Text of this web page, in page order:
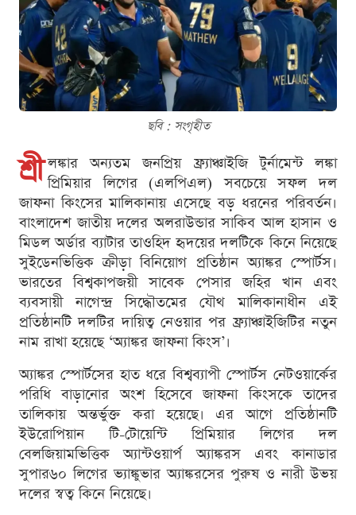
ছবি : সংগৃহীত
শ্রী লঙ্কার অন্যতম জনপ্রিয় ফ্র্যাঞ্চাইজি টুর্নামেন্ট লঙ্কা
প্রিমিয়ার লিগের (এলপিএল) সবচেয়ে সফল দল
জাফনা কিংসের মালিকানায় এসেছে বড় ধরনের পরিবর্তন।
বাংলাদেশ জাতীয় দলের অলরাউন্ডার সাকিব আল হাসান ও
মিডল অর্ডার ব্যাটার তাওহিদ হৃদয়ের দলটিকে কিনে নিয়েছে
সুইডেনভিত্তিক ক্রীড়া বিনিয়োগ প্রতিষ্ঠান অ্যাঙ্কর স্পোর্টস।
ভারতের বিশ্বকাপজয়ী সাবেক পেসার জহির খান এবং
ব্যবসায়ী নাগেন্দ্র সিদ্ধৌতমের যৌথ মালিকানাধীন এই
প্রতিষ্ঠানটি দলটির দায়িত্ব নেওয়ার পর ফ্র্যাঞ্চাইজিটির নতুন
নাম রাখা হয়েছে ‘অ্যাঙ্কর জাফনা কিংস’।
অ্যাঙ্কর স্পোর্টসের হাত ধরে বিশ্বব্যাপী স্পোর্টস নেটওয়ার্কের
পরিধি বাড়ানোর অংশ হিসেবে জাফনা কিংসকে তাদের
তালিকায় অন্তর্ভুক্ত করা হয়েছে। এর আগে প্রতিষ্ঠানটি
ইউরোপিয়ান টি-টোয়েন্টি প্রিমিয়ার লিগের দল
বেলজিয়ামভিত্তিক অ্যান্টওয়ার্প অ্যাঙ্করস এবং কানাডার
সুপার৬০ লিগের ভ্যাঙ্কুভার অ্যাঙ্করসের পুরুষ ও নারী উভয়
দলের স্বত্ব কিনে নিয়েছে।